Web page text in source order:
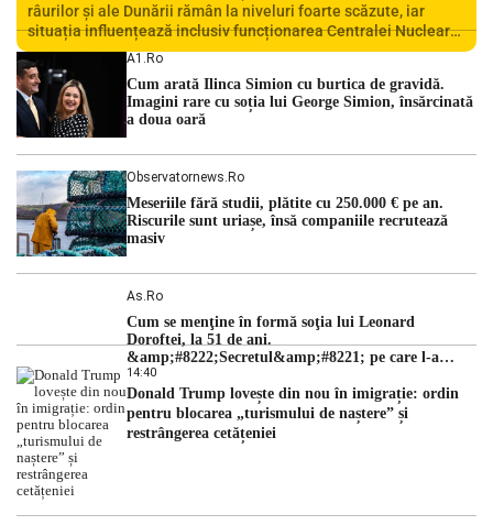
râurilor și ale Dunării rămân la niveluri foarte scăzute, iar
situația influențează inclusiv funcționarea Centralei Nucleare
de la Cernavodă. România se confruntă cu una dintre cele mai
dificile perioade din punct de vedere hidrologic din ultimii ani.
Lipsa […]
A1.ro
Cum arată Ilinca Simion cu burtica de gravidă.
Imagini rare cu soția lui George Simion, însărcinată
a doua oară
Observatornews.ro
Meseriile fără studii, plătite cu 250.000 € pe an.
Riscurile sunt uriașe, însă companiile recrutează
masiv
As.ro
Cum se menţine în formă soţia lui Leonard
Doroftei, la 51 de ani.
&amp;#8222;Secretul&amp;#8221; pe care l-a
dezvăluit
14:40
Donald Trump lovește din nou în imigrație: ordin
pentru blocarea „turismului de naștere” și
restrângerea cetățeniei